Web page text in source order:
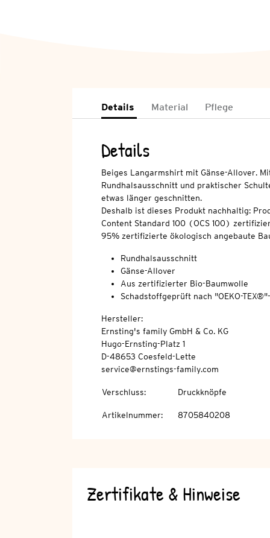
Details Material Pflege
Details
Beiges Langarmshirt mit Gänse-Allover.
Rundhalsausschnitt und praktischer
etwas länger geschnitten.
Deshalb ist dieses Produkt nachhaltig:
Content Standard 100 (OCS 100)
95% zertifizierte ökologisch angebaute
Rundhalsausschnitt
Gänse-Allover
Aus zertifizierter Bio-Baumwolle
Schadstoffgeprüft nach "OEKO-
Hersteller:
Ernsting's family GmbH & Co. KG
Hugo-Ernsting-Platz 1
D-48653 Coesfeld-Lette
service@ernstings-family.com
Verschluss: Druckknöpfe
Artikelnummer: 8705840208
Zertifikate & Hinweise